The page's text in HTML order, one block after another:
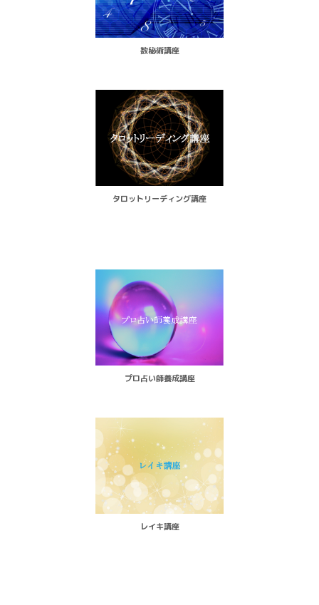
数秘術講座
タロットリーディング講座
プロ占い師養成講座
レイキ講座